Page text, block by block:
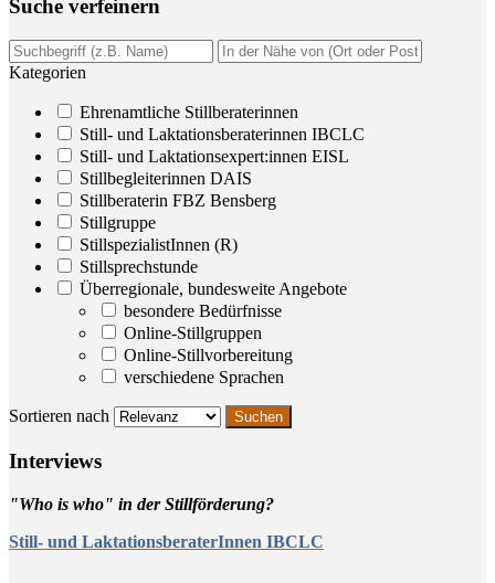
Suche ver­fei­nern
Kategorien
Ehrenamtliche Stillberaterinnen
Still- und Laktationsberaterinnen IBCLC
Still- und Laktationsexpert:innen EISL
Stillbegleiterinnen DAIS
Stillberaterin FBZ Bensberg
Stillgruppe
StillspezialistInnen (R)
Stillsprechstunde
Überregionale, bundesweite Angebote
besondere Bedürfnisse
Online-Stillgruppen
Online-Stillvorbereitung
verschiedene Sprachen
Sortieren nach
Inter­views
"Who is who" in der Stillförderung?
Still- und LaktationsberaterInnen IBCLC